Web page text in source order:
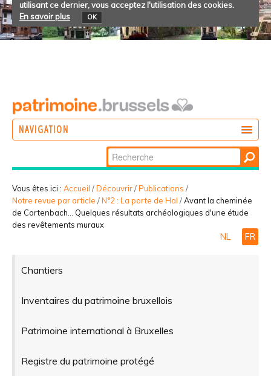
utilisant ce dernier, vous acceptez l'utilisation des cookies.
En savoir plus
OK
NAVIGATION
PARTICIPER
Chercher par
Recherche
avancée…
Vous êtes ici : Accueil /Découvrir/Publications /
Notre revue par article /N°2 : La porte de Hal /Avant la cheminée
de Cortenbach... Quelques résultats archéologiques d'une étude
des revêtements muraux
NL FR
Chantiers
Inventaires du patrimoine bruxellois
Patrimoine international à Bruxelles
Registre du patrimoine protégé